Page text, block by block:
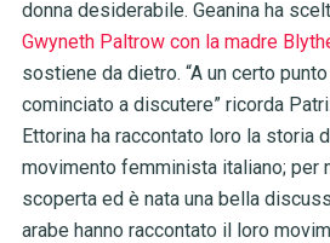
donna desiderabile. Geanina ha
Gwyneth Paltrow con la madre
sostiene da dietro. “A un certo
cominciato a discutere” ricorda
Ettorina ha raccontato loro la storia
movimento femminista italiano; per
scoperta ed è nata una bella
arabe hanno raccontato il loro